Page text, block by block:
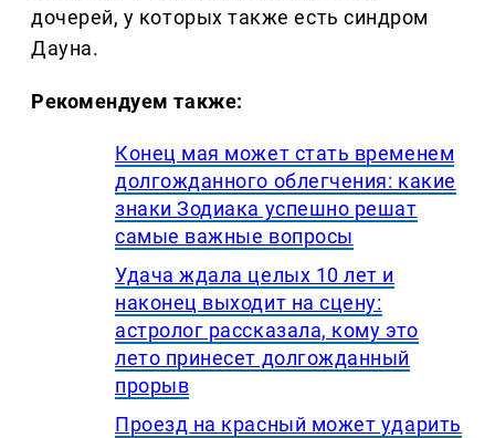
дочерей, у которых также есть синдром
Дауна.
Рекомендуем также:
Конец мая может стать временем
долгожданного облегчения: какие
знаки Зодиака успешно решат
самые важные вопросы
Удача ждала целых 10 лет и
наконец выходит на сцену:
астролог рассказала, кому это
лето принесет долгожданный
прорыв
Проезд на красный может ударить